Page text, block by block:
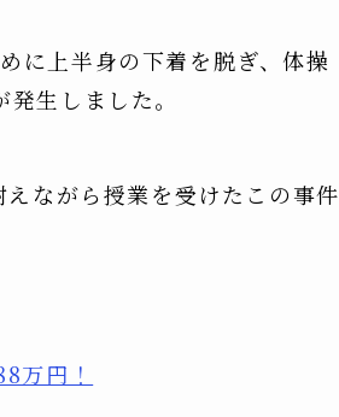
に上半身の下着を脱ぎ、体操
生しました。
ながら授業を受けたこの事件
万円！